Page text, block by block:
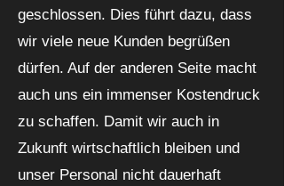
geschlossen. Dies führt dazu, dass
wir viele neue Kunden begrüßen
dürfen. Auf der anderen Seite macht
auch uns ein immenser Kostendruck
zu schaffen. Damit wir auch in
Zukunft wirtschaftlich bleiben und
unser Personal nicht dauerhaft